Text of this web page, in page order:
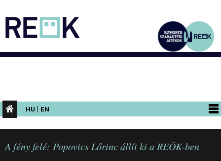
HU | EN
PROGRAMOK
KIÁLLÍTÁSOK
A fény felé: Popovics Lőrinc állít ki a REÖK-ben